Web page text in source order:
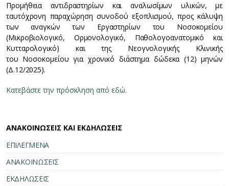
Προμήθεια αντιδραστηρίων και αναλωσίμων υλικών, με
ταυτόχρονη παραχώρηση συνοδού εξοπλισμού, προς κάλυψη
των αναγκών των Εργαστηρίων του Νοσοκομείου
(Μικροβιολογικό, Ορμονολογικό, Παθολογοανατομικό και
Κυτταρολογικό) και της Νεογνολογικής Κλινικής
του Νοσοκομείου για χρονικό διάστημα δώδεκα (12) μηνών
(Δ.12/2025).
Κατεβάστε την πρόσκληση από εδώ.
ΑΝΑΚΟΙΝΩΣΕΙΣ ΚΑΙ ΕΚΔΗΛΩΣΕΙΣ
ΕΠΙΛΕΓΜΕΝΑ
ΑΝΑΚΟΙΝΩΣΕΙΣ
ΕΚΔΗΛΩΣΕΙΣ